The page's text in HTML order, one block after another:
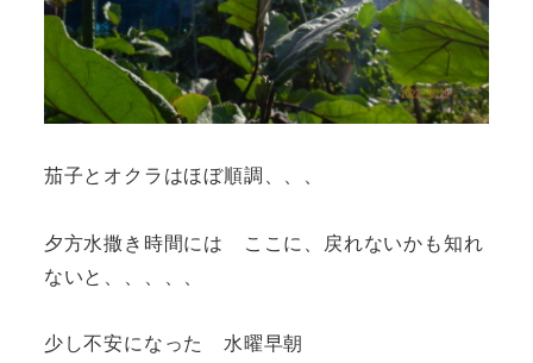
茄子とオクラはほぼ順調、、、
夕方水撒き時間には ここに、戻れないかも知れ
ないと、、、、、
少し不安になった 水曜早朝